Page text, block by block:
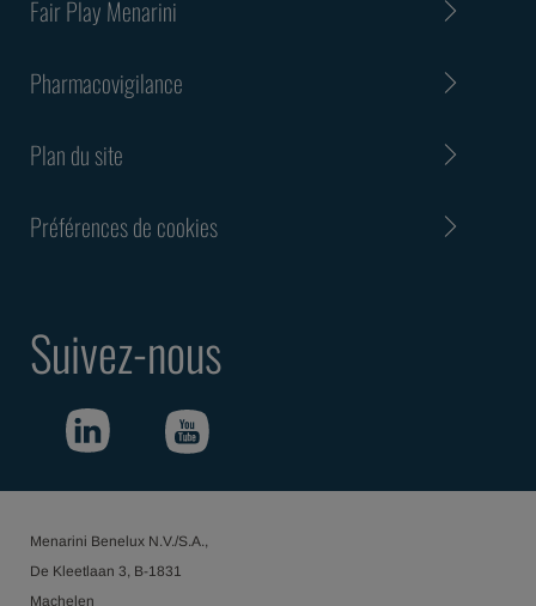
Fair Play Menarini
Pharmacovigilance
Plan du site
Préférences de cookies
Suivez-nous
Menarini Benelux N.V./S.A.,
De Kleetlaan 3, B-1831
Machelen